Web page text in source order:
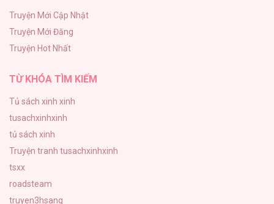
ONESHOT CHỊCH VỒN CHỊCH VÃ
31
Truyện Mới Cập Nhật
Truyện Mới Đăng
Truyện Hot Nhất
TỪ KHÓA TÌM KIẾM
Tủ sách xinh xinh
tusachxinhxinh
tủ sách xinh
Truyện tranh tusachxinhxinh
tsxx
roadsteam
truyen3hsang